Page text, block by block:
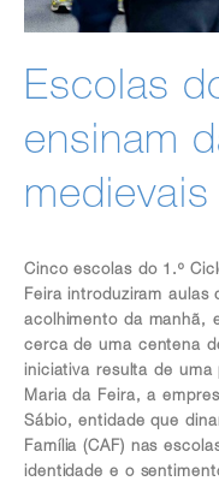
Escolas
ensinam
medievais
Cinco escolas do 1.º
Feira introduziram aulas
acolhimento da manhã,
cerca de uma centena
iniciativa resulta de
Maria da Feira, a
Sábio, entidade que
Família (CAF) nas
identidade e o